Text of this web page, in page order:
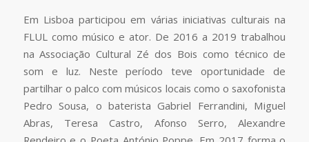
Em Lisboa participou em várias iniciativas culturais na
FLUL como músico e ator. De 2016 a 2019 trabalhou
na Associação Cultural Zé dos Bois como técnico de
som e luz. Neste período teve oportunidade de
partilhar o palco com músicos locais como o saxofonista
Pedro Sousa, o baterista Gabriel Ferrandini, Miguel
Abras, Teresa Castro, Afonso Serro, Alexandre